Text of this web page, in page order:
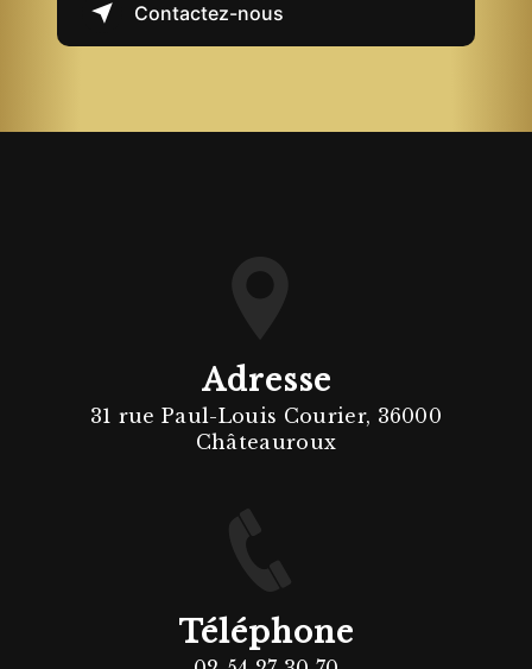
Contactez-nous
Adresse
31 rue Paul-Louis Courier, 36000
Châteauroux
Téléphone